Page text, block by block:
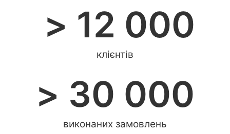
клієнтів
> 12 000
виконаних замовлень
> 30 000